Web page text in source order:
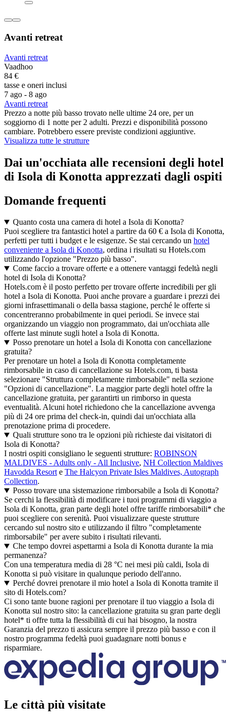
Avanti retreat
Avanti retreat
Vaadhoo
84 €
tasse e oneri inclusi
7 ago - 8 ago
Avanti retreat
Prezzo a notte più basso trovato nelle ultime 24 ore, per un
soggiorno di 1 notte per 2 adulti. Prezzi e disponibilità possono
cambiare. Potrebbero essere previste condizioni aggiuntive.
Visualizza tutte le strutture
Dai un'occhiata alle recensioni degli hotel
di Isola di Konotta apprezzati dagli ospiti
Domande frequenti
Quanto costa una camera di hotel a Isola di Konotta?
Puoi scegliere tra fantastici hotel a partire da 60 € a Isola di Konotta,
perfetti per tutti i budget e le esigenze. Se stai cercando un hotel
conveniente a Isola di Konotta, ordina i risultati su Hotels.com
utilizzando l'opzione "Prezzo più basso".
Come faccio a trovare offerte e a ottenere vantaggi fedeltà negli
hotel di Isola di Konotta?
Hotels.com è il posto perfetto per trovare offerte incredibili per gli
hotel a Isola di Konotta. Puoi anche provare a guardare i prezzi dei
giorni infrasettimanali o della bassa stagione, perché le offerte si
concentreranno probabilmente in quei periodi. Se invece stai
organizzando un viaggio non programmato, dai un'occhiata alle
offerte last minute sugli hotel a Isola di Konotta.
Posso prenotare un hotel a Isola di Konotta con cancellazione
gratuita?
Per prenotare un hotel a Isola di Konotta completamente
rimborsabile in caso di cancellazione su Hotels.com, ti basta
selezionare "Struttura completamente rimborsabile" nella sezione
"Opzioni di cancellazione". La maggior parte degli hotel offre la
cancellazione gratuita, per garantirti un rimborso in questa
eventualità. Alcuni hotel richiedono che la cancellazione avvenga
più di 24 ore prima del check-in, quindi dai un'occhiata alla
prenotazione prima di procedere.
Quali strutture sono tra le opzioni più richieste dai visitatori di
Isola di Konotta?
I nostri ospiti consigliano le seguenti strutture: ROBINSON
MALDIVES - Adults only - All Inclusive, NH Collection Maldives
Havodda Resorte The Halcyon Private Isles Maldives, Autograph
Collection.
Posso trovare una sistemazione rimborsabile a Isola di Konotta?
Se cerchi la flessibilità di modificare i tuoi programmi di viaggio a
Isola di Konotta, gran parte degli hotel offre tariffe rimborsabili* che
puoi scegliere con serenità. Puoi visualizzare queste strutture
cercando sul nostro sito e utilizzando il filtro "completamente
rimborsabile" per avere subito i risultati rilevanti.
Che tempo dovrei aspettarmi a Isola di Konotta durante la mia
permanenza?
Con una temperatura media di 28 °C nei mesi più caldi, Isola di
Konotta si può visitare in qualunque periodo dell'anno.
Perché dovrei prenotare il mio hotel a Isola di Konotta tramite il
sito di Hotels.com?
Ci sono tante buone ragioni per prenotare il tuo viaggio a Isola di
Konotta sul nostro sito: la cancellazione gratuita su gran parte degli
hotel* ti offre tutta la flessibilità di cui hai bisogno, la nostra
Garanzia del prezzo ti assicura sempre il prezzo più basso e con il
nostro programma fedeltà puoi guadagnare notti bonus e
risparmiare.
Le città più visitate